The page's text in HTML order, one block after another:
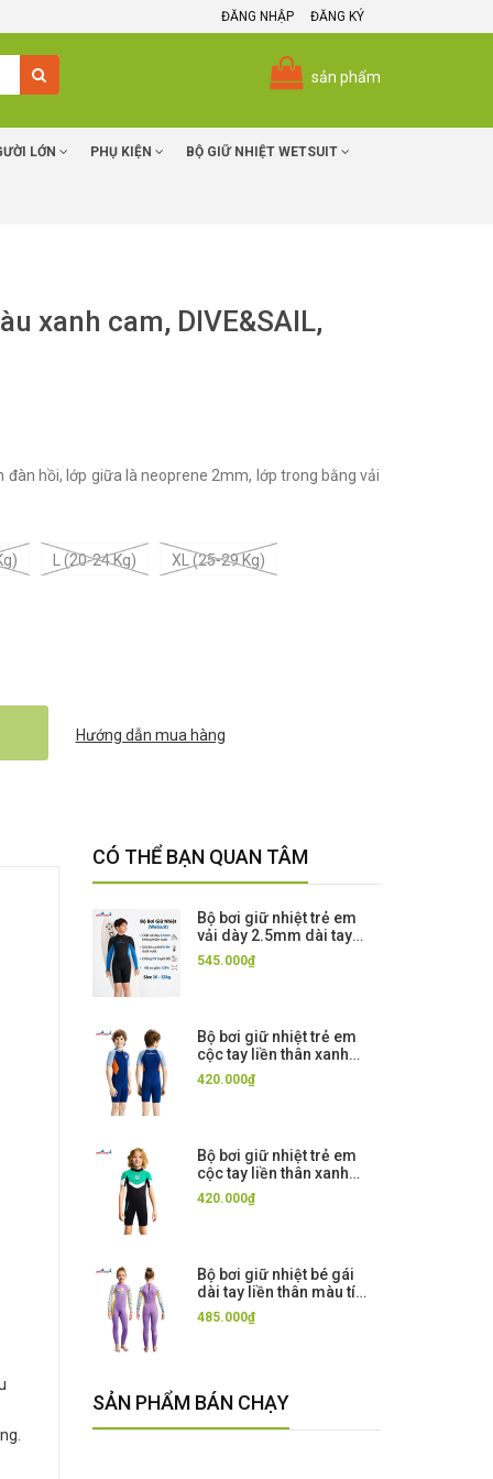
ĐĂNG NHẬP ĐĂNG KÝ
sản phẩm
LỚN PHỤ KIỆN BỘ GIỮ NHIỆT WETSUIT
xanh cam, DIVE&SAIL,
hồi, lớp giữa là neoprene 2mm, lớp trong bằng vải
L (20-24 Kg) XL (25-29 Kg)
Hướng dẫn mua hàng
CÓ THỂ BẠN QUAN TÂM
Bộ bơi giữ nhiệt trẻ em
vải dày 2.5mm dài tay
dáng liền màu xanh đen
Dive & Sail
545.000₫
Bộ bơi giữ nhiệt trẻ em
cộc tay liền thân xanh
cam vải dày 2.5mm,
Dive&Sail
420.000₫
Bộ bơi giữ nhiệt trẻ em
cộc tay liền thân xanh
đen 12, vải dày 2.5mm,
Dive&Sail
420.000₫
Bộ bơi giữ nhiệt bé gái
dài tay liền thân màu tím
hình cá vải 2.5mm Dive&
Sail
485.000₫
SẢN PHẨM BÁN CHẠY